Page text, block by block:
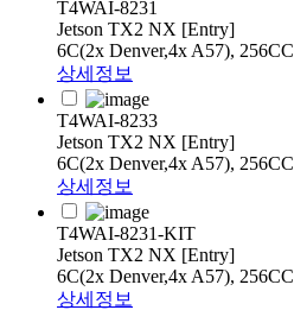
T4WAI-8231
Jetson TX2 NX [Entry]
6C(2x Denver,4x A57), 256CC
상세정보
T4WAI-8233
Jetson TX2 NX [Entry]
6C(2x Denver,4x A57), 256CC
상세정보
T4WAI-8231-KIT
Jetson TX2 NX [Entry]
6C(2x Denver,4x A57), 256CC
상세정보